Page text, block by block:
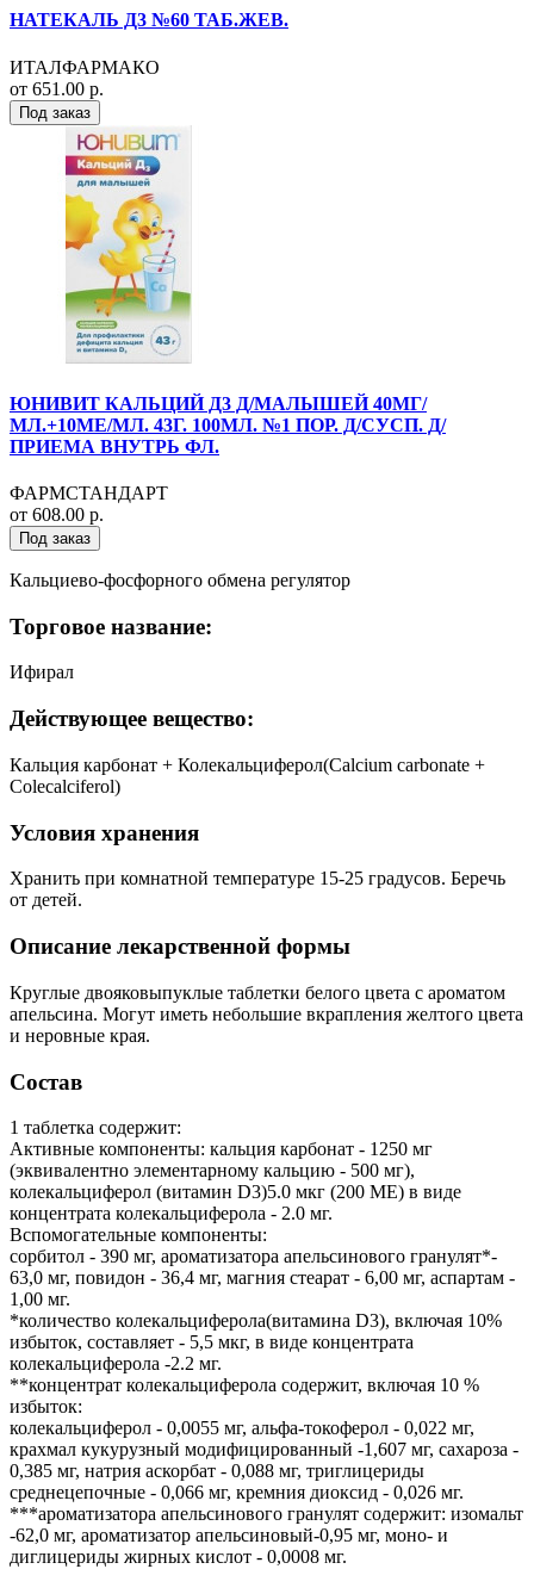
НАТЕКАЛЬ Д3 №60 ТАБ.ЖЕВ.
ИТАЛФАРМАКО
от 651.00 р.
Под заказ
ЮНИВИТ КАЛЬЦИЙ Д3 Д/МАЛЫШЕЙ 40МГ/
МЛ.+10МЕ/МЛ. 43Г. 100МЛ. №1 ПОР. Д/СУСП. Д/
ПРИЕМА ВНУТРЬ ФЛ.
ФАРМСТАНДАРТ
от 608.00 р.
Под заказ
Кальциево-фосфорного обмена регулятор
Торговое название:
Ифирал
Действующее вещество:
Кальция карбонат + Колекальциферол(Calcium carbonate +
Colecalciferol)
Условия хранения
Хранить при комнатной температуре 15-25 градусов. Беречь
от детей.
Описание лекарственной формы
Круглые двояковыпуклые таблетки белого цвета с ароматом
апельсина. Могут иметь небольшие вкрапления желтого цвета
и неровные края.
Состав
1 таблетка содержит:
Активные компоненты: кальция карбонат - 1250 мг
(эквивалентно элементарному кальцию - 500 мг),
колекальциферол (витамин D3)5.0 мкг (200 ME) в виде
концентрата колекальциферола - 2.0 мг.
Вспомогательные компоненты:
сорбитол - 390 мг, ароматизатора апельсинового гранулят*-
63,0 мг, повидон - 36,4 мг, магния стеарат - 6,00 мг, аспартам -
1,00 мг.
*количество колекальциферола(витамина D3), включая 10%
избыток, составляет - 5,5 мкг, в виде концентрата
колекальциферола -2.2 мг.
**концентрат колекальциферола содержит, включая 10 %
избыток:
колекальциферол - 0,0055 мг, альфа-токоферол - 0,022 мг,
крахмал кукурузный модифицированный -1,607 мг, сахароза -
0,385 мг, натрия аскорбат - 0,088 мг, триглицериды
среднецепочные - 0,066 мг, кремния диоксид - 0,026 мг.
***ароматизатора апельсинового гранулят содержит: изомальт
-62,0 мг, ароматизатор апельсиновый-0,95 мг, моно- и
диглицериды жирных кислот - 0,0008 мг.